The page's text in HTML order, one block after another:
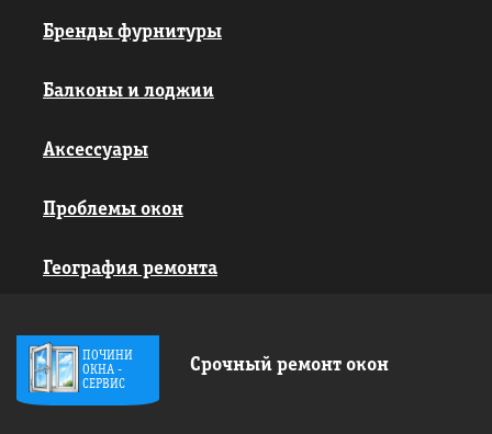
Бренды фурнитуры
Балконы и лоджии
Аксессуары
Проблемы окон
География ремонта
ПОЧИНИ
ОКНА -
СЕРВИС
Срочный ремонт окон